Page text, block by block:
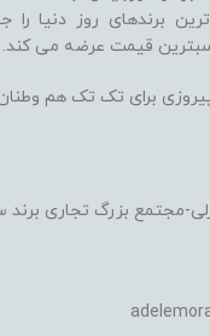
برندهای روز دنیا
قیمت عرضه می کند.
برای تک تک هم
مجتمع بزرگ تجاری برند